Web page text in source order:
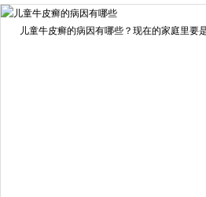
预约量
儿童牛皮癣的病因有哪些？现在的家庭里要